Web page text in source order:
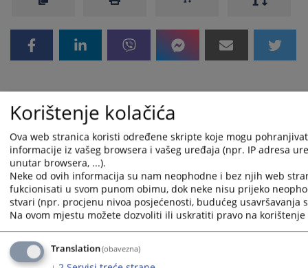
Korištenje kolačića
Ova web stranica koristi određene skripte koje mogu
informacije iz vašeg browsera i vašeg uređaja (npr. IP adresa
unutar browsera, ...).
Neke od ovih informacija su nam neophodne i bez njih web
fukcionisati u svom punom obimu, dok neke nisu prijeko
stvari (npr. procjenu nivoa posjećenosti, budućeg usavršavanja
Na ovom mjestu možete dozvoliti ili uskratiti pravo na
Translation(obavezna)